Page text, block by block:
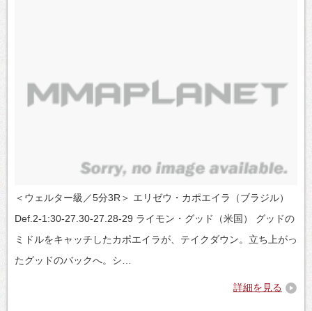
＜ウェルター級／5分3R＞ エリゼウ・カポエイラ（ブラジル）
Def.2-1:30-27.30-27.28-29 ライモン・グッド（米国） グッドの
ミドルをキャッチしたカポエイラが、テイクダウン。立ち上がっ
たグッドのバックへ。シ…
詳細を見る